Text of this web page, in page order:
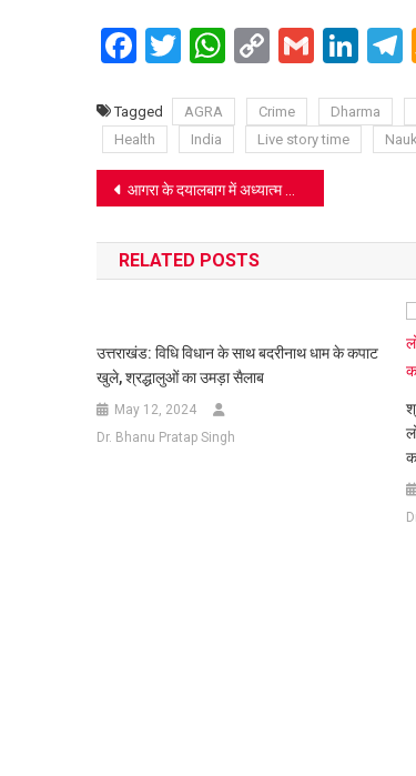
Facebook
Twitter
WhatsApp
CopyGmail
Tagged AGRA Crime Dharma
Health
India Live story time
Post
navigation
आगरा के दयालबाग में अध्यात्म और कृषि का अनूठा संगम: 75 एकड़ में कल से शुरू होगा ऑर्गेनिक धान रोपण, वार्षिक भंडारे की तैयारियां तेज
RELATED POSTS
उत्तराखंड: विधि विधान के साथ बदरीनाथ धाम के कपाट
खुले, श्रद्धालुओं का उमड़ा सैलाब
May 12, 2024
Dr. Bhanu Pratap Singh